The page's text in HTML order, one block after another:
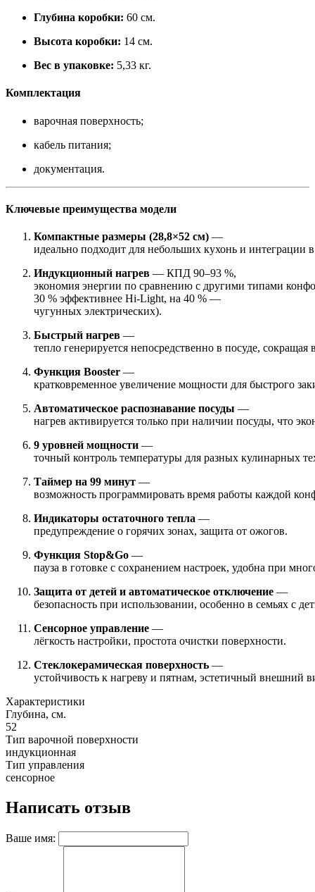
Глубина коробки: 60 см.
Высота коробки: 14 см.
Вес в упаковке: 5,33 кг.
Комплектация
варочная поверхность;
кабель питания;
документация.
Ключевые преимущества модели
Компактные размеры (28,8×52 см) —
идеально подходит для небольших кухонь и интеграции
Индукционный нагрев — КПД 90–93 %,
экономия энергии по сравнению с другими типами
30 % эффективнее Hi‑Light, на 40 % —
чугунных электрических).
Быстрый нагрев —
тепло генерируется непосредственно в посуде, сокращая
Функция Booster —
кратковременное увеличение мощности для быстрого
Автоматическое распознавание посуды —
нагрев активируется только при наличии посуды, что
9 уровней мощности —
точный контроль температуры для разных кулинарных
Таймер на 99 минут —
возможность программировать время работы каждой
Индикаторы остаточного тепла —
предупреждение о горячих зонах, защита от ожогов.
Функция Stop&Go —
пауза в готовке с сохранением настроек, удобна при
Защита от детей и автоматическое отключение —
безопасность при использовании, особенно в семьях с
Сенсорное управление —
лёгкость настройки, простота очистки поверхности.
Стеклокерамическая поверхность —
устойчивость к нагреву и пятнам, эстетичный внешний
Характеристики
Глубина, см.
52
Тип варочной поверхности
индукционная
Тип управления
сенсорное
Написать отзыв
Ваше имя: